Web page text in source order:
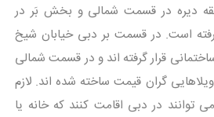
دیره در قسمت شمالی و بخش بَر در
است. در قسمت بر دبی خیابان شیخ
قرار گرفته اند و در قسمت شمالی
ویلاهایی گران قیمت ساخته شده اند. لازم
توانند در دبی اقامت کنند که خانه یا